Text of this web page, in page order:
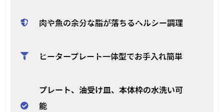
肉や魚の余分な脂が落ちるヘルシー調理
ヒータープレート一体型でお手入れ簡単
プレート、油受け皿、本体枠の水洗い可
能